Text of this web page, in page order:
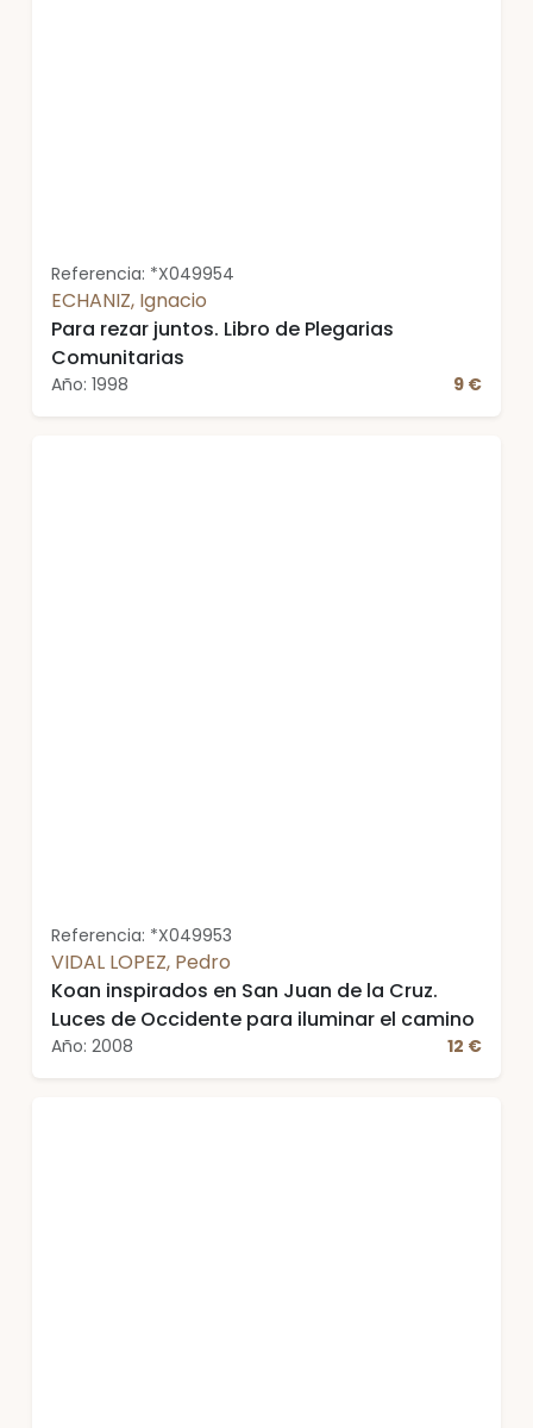
Referencia: *X049954
ECHANIZ, Ignacio
Para rezar juntos. Libro de Plegarias
Comunitarias
Año: 1998 9 €
Referencia: *X049953
VIDAL LOPEZ, Pedro
Koan inspirados en San Juan de la Cruz.
Luces de Occidente para iluminar el camino
Año: 2008 12 €